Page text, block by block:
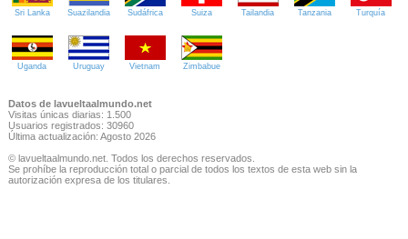
Sri Lanka Suazilandia Sudáfrica Suiza Tailandia Tanzania Turquía
Uganda Uruguay Vietnam Zimbabue
Datos de lavueltaalmundo.net
Visitas únicas diarias: 1.500
Usuarios registrados: 30960
Última actualización: Agosto 2026
© lavueltaalmundo.net. Todos los derechos reservados.
Se prohíbe la reproducción total o parcial de todos los textos de esta web sin la
autorización expresa de los titulares.